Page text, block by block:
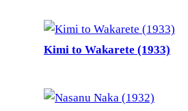
Kimi to Wakarete (1933)